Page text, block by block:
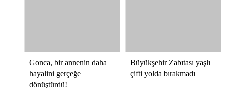
Röportaj
Gonca, bir annenin daha
hayalini gerçeğe
dönüştürdü!
Büyükşehir Zabıtası yaşlı
çifti yolda bırakmadı